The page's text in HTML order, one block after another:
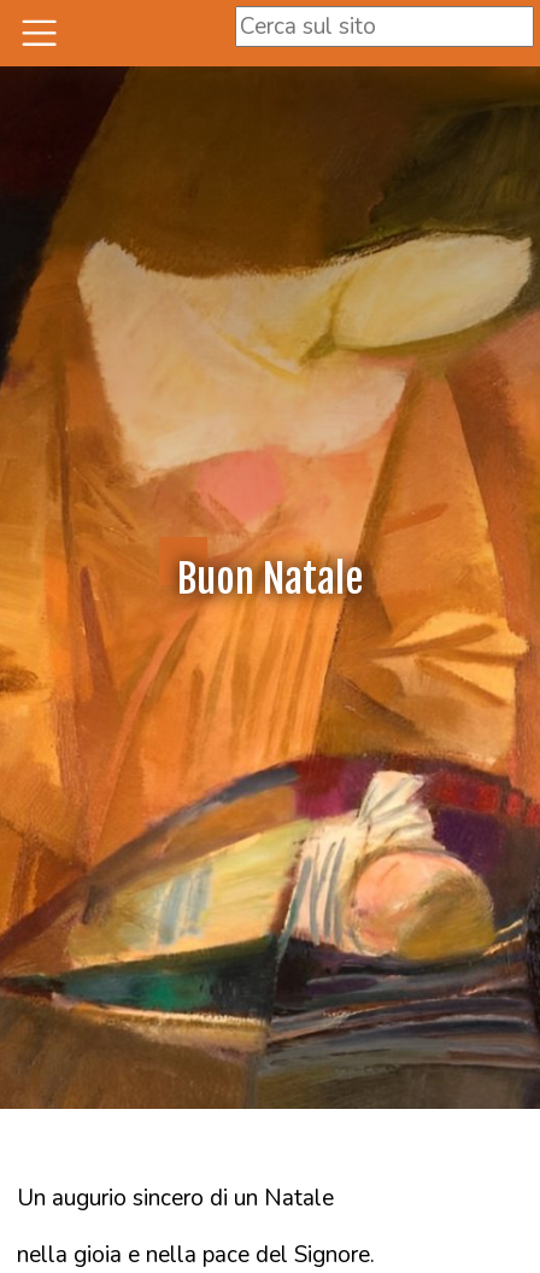
Buon Natale
Un augurio sincero di un Natale
nella gioia e nella pace del Signore.